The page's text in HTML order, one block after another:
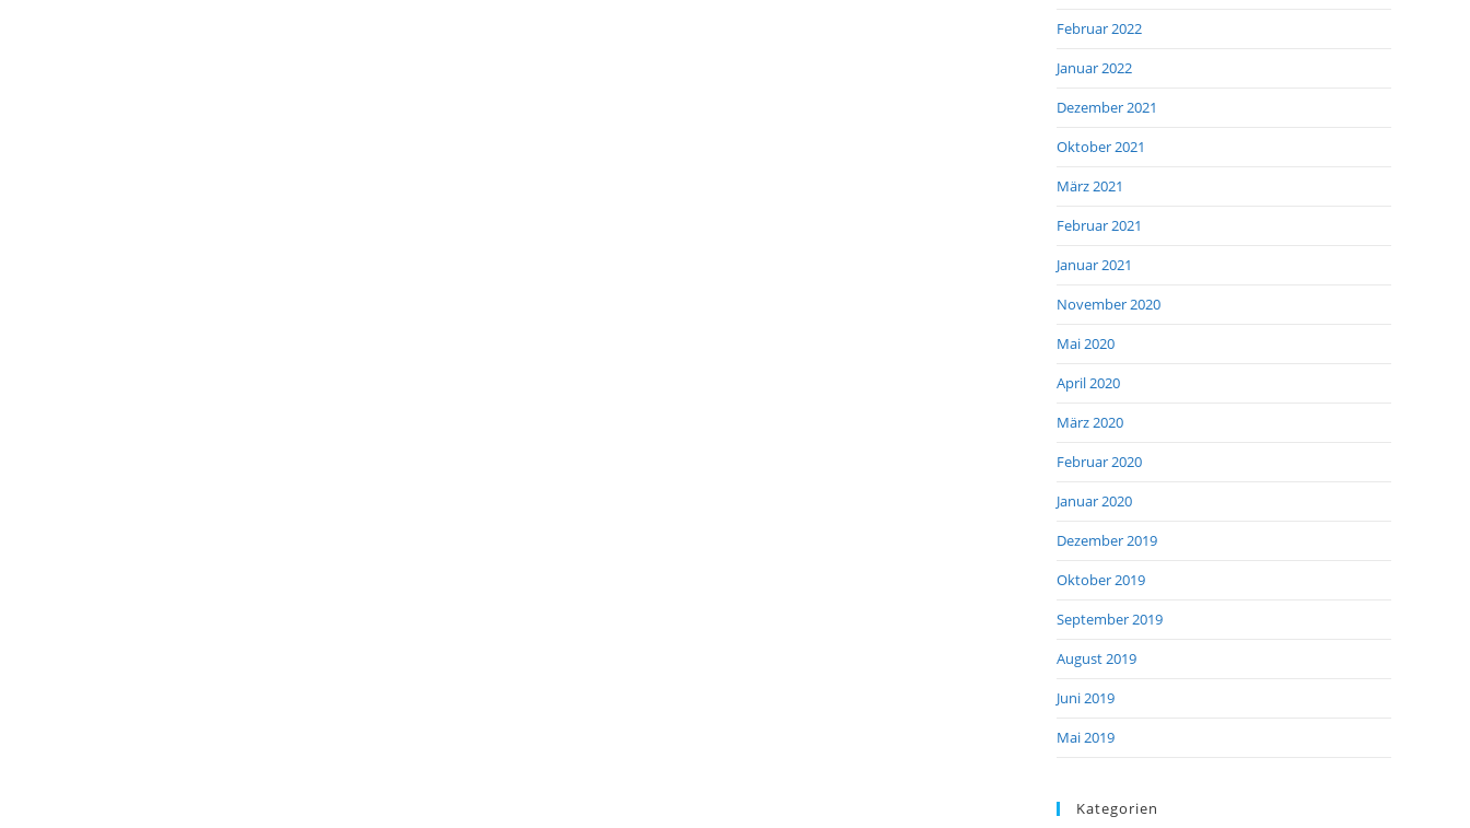
Februar 2022
Januar 2022
Dezember 2021
Oktober 2021
März 2021
Februar 2021
Januar 2021
November 2020
Mai 2020
April 2020
März 2020
Februar 2020
Januar 2020
Dezember 2019
Oktober 2019
September 2019
August 2019
Juni 2019
Mai 2019
Kategorien